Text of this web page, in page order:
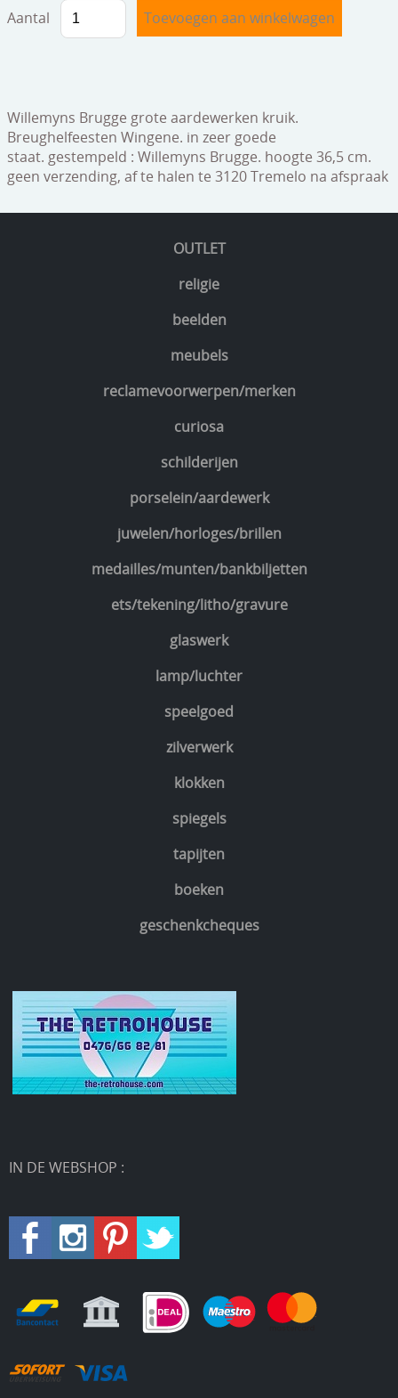
geschenkcheques
OUTLET
religie
beelden
meubels
reclamevoorwerpen/merken
curiosa
schilderijen
porselein/aardewerk
juwelen/horloges/brillen
medailles/munten/bankbiljetten
ets/tekening/litho/gravure
glaswerk
lamp/luchter
speelgoed
zilverwerk
klokken
spiegels
tapijten
boeken
geschenkcheques
IN DE WEBSHOP :
Aantal
Willemyns Brugge grote aardewerken kruik.
Breughelfeesten Wingene. in zeer goede
staat. gestempeld : Willemyns Brugge. hoogte 36,5 cm.
geen verzending, af te halen te 3120 Tremelo na afspraak